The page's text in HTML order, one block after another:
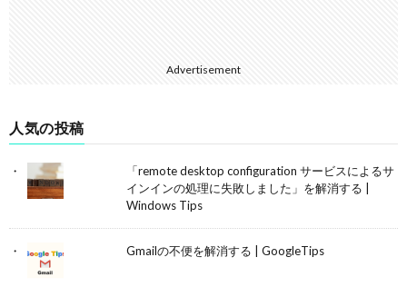
Advertisement
人気の投稿
「remote desktop configuration サービスによるサ
インインの処理に失敗しました」を解消する |
Windows Tips
Gmailの不便を解消する | GoogleTips